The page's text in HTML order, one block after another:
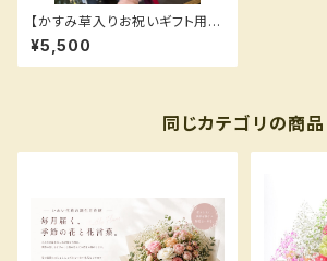
【かすみ草入りお祝いギフト用花
束】お任せカラー
¥5,500
同じカテゴリの商品